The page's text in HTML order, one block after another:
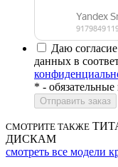
Даю
данных в
* -
СМОТРИТЕ ТАКЖЕ
ДИСКАМ
смотреть все модели